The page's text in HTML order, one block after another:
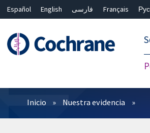
Español English فارسی Français
Filtros
Inicio Nuestra evidencia